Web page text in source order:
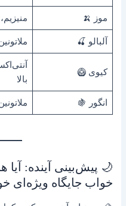
موز 🍌
آلبالو 🍒
کیوی 🥝
بالا
انگور 🍇
🌙 پیش‌بینی آینده: آیا
خواب جایگاه ویژه‌ای